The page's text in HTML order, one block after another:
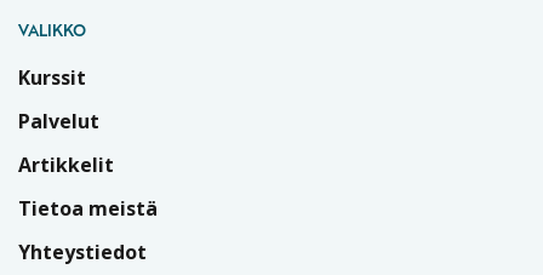
VALIKKO
Kurssit
Palvelut
Artikkelit
Tietoa meistä
Yhteystiedot